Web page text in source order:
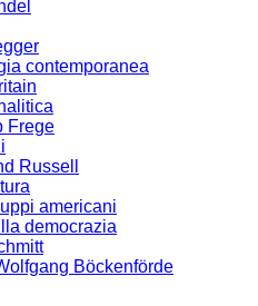
contemporanea
Frege
Russell
americani
democrazia
Böckenförde